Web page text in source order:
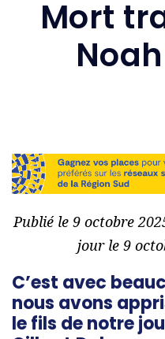
Mort
Publié le 9 octobre
jour le 9
C’est avec
nous avons
le fils de notre